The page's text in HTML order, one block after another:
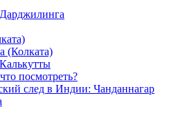
(Колката)
посмотреть?
след в Индии: Чанданнагар